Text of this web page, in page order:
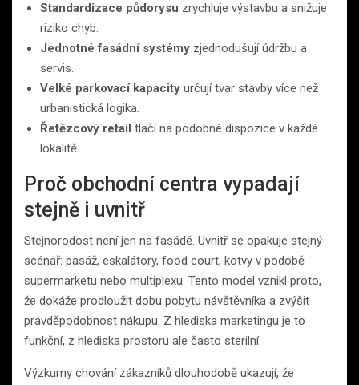
Standardizace půdorysu zrychluje výstavbu a snižuje
riziko chyb.
Jednotné fasádní systémy zjednodušují údržbu a
servis.
Velké parkovací kapacity určují tvar stavby více než
urbanistická logika.
Řetězcový retail tlačí na podobné dispozice v každé
lokalitě.
Proč obchodní centra vypadají
stejně i uvnitř
Stejnorodost není jen na fasádě. Uvnitř se opakuje stejný
scénář: pasáž, eskalátory, food court, kotvy v podobě
supermarketu nebo multiplexu. Tento model vznikl proto,
že dokáže prodloužit dobu pobytu návštěvníka a zvýšit
pravděpodobnost nákupu. Z hlediska marketingu je to
funkční, z hlediska prostoru ale často sterilní.
Výzkumy chování zákazníků dlouhodobě ukazují, že